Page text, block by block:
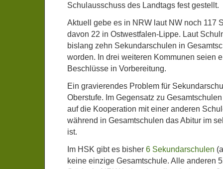
Schulausschuss des Landtags fest gestellt.
Aktuell gebe es in NRW laut NW noch 117
davon 22 in Ostwestfalen-Lippe. Laut
bislang zehn Sekundarschulen in
worden. In drei weiteren Kommunen seien
Beschlüsse in Vorbereitung.
Ein gravierendes Problem für
Oberstufe. Im Gegensatz zu
auf die Kooperation mit einer anderen
während in Gesamtschulen das Abitur im
ist.
Im HSK gibt es bisher 6 Sekundarschulen
keine einzige Gesamtschule. Alle anderen